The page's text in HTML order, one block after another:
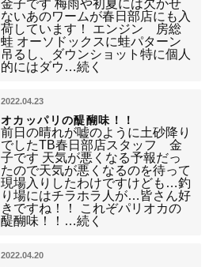
金子です 梅雨や初夏には欠かせ
ないあのワームが春日部店にも入
荷しています！ エンジン 房総
蛙 オーソドックスに蛙パターン
吊るし、ダウンショット特に個人
的にはダウ…続く
2022.04.23
オカッパリの醍醐味！！
前日の晴れが嘘のように土砂降り
でしたTB春日部店スタッフ 金
子です 天気が悪くなる予報だっ
たので天気が悪くなるのを待って
現場入りしたわけですけども…釣
り場にはチラホラ人が…皆さん好
きですね！！ これぞパリオカの
醍醐味！！…続く
2022.04.20